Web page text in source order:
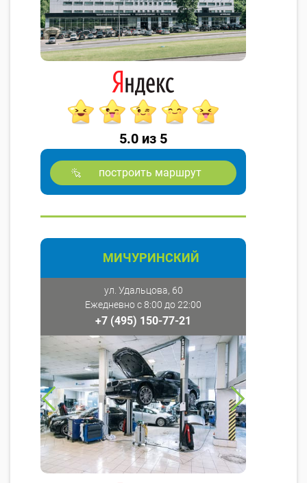
5.0 из 5
построить маршрут
МИЧУРИНСКИЙ
ул. Удальцова, 60
Ежедневно с 8:00 до 22:00
+7 (495) 150-77-21